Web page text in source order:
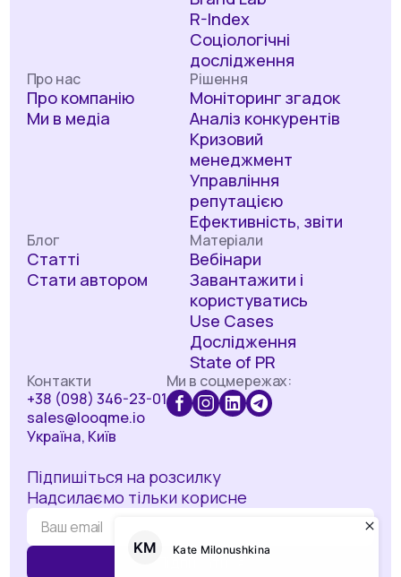
R-Index
Соціологічні
дослідження
Рішення
Моніторинг згадок
Аналіз конкурентів
Кризовий
менеджмент
Управління
репутацією
Ефективність, звіти
Про нас
Про компанію
Ми в медіа
Матеріали
Вебінари
Завантажити і
користуватись
Use Cases
Дослідження
State of PR
Блог
Статті
Стати автором
Контакти
+38 (098) 346-23-01
sales@looqme.io
Україна, Київ
Ми в соцмережах:
Підпишіться на розсилку
Надсилаємо тільки корисне